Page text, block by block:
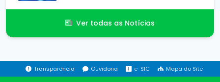
Ver todas as Notícias
Transparência Ouvidoria e-SIC Mapa do Site